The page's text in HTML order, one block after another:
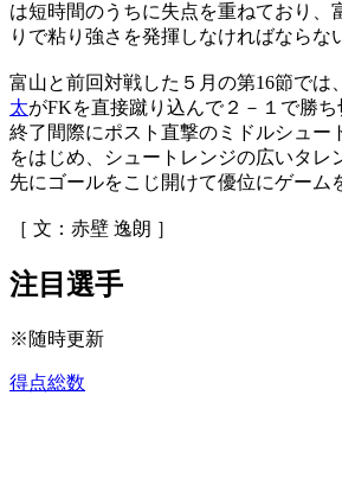
は短時間のうちに失点を重ねており、
りで粘り強さを発揮しなければならな
富山と前回対戦した５月の第16節では
太がFKを直接蹴り込んで２－１で勝
終了間際にポスト直撃のミドルシュー
をはじめ、シュートレンジの広いタレ
先にゴールをこじ開けて優位にゲーム
［ 文：赤壁 逸朗 ］
注目選手
※随時更新
得点総数